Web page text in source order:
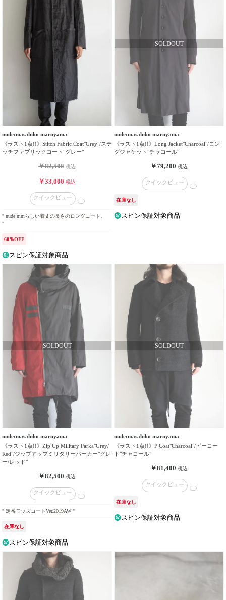
格
帯
プ
カ
ラ
ー
イ
在
nude:masahiko maruyama
《ラスト1点!!》Stitch Fabric Coat"Grey"/ステ
ッチファブリックコート"グレー"
￥82,500税込
￥33,000 税込
クイックビュー
" nude:mmらしい着丈の長さのロングコート。
"
60％OFF
スピン保証対象商品
nude:masahiko maruyama
《ラスト1点!!》Long Jacket"Charcoal"/ロン
グジャケット"チャコール"
￥79,200 税込
クイックビュー
在庫なし
スピン保証対象商品
nude:masahiko maruyama
《ラスト1点!!》Zip Up Military Parka"Grey/
Red"/ジップアップミリタリーパーカー"グレ
ー/レッド"
￥82,500 税込
クイックビュー
" 定番モッズコートVer.2019AW "
在庫なし
スピン保証対象商品
nude:masahiko maruyama
《ラスト1点!!》P Coat"Charcoal"/ピーコー
ト"チャコール"
￥81,400 税込
クイックビュー
在庫なし
スピン保証対象商品